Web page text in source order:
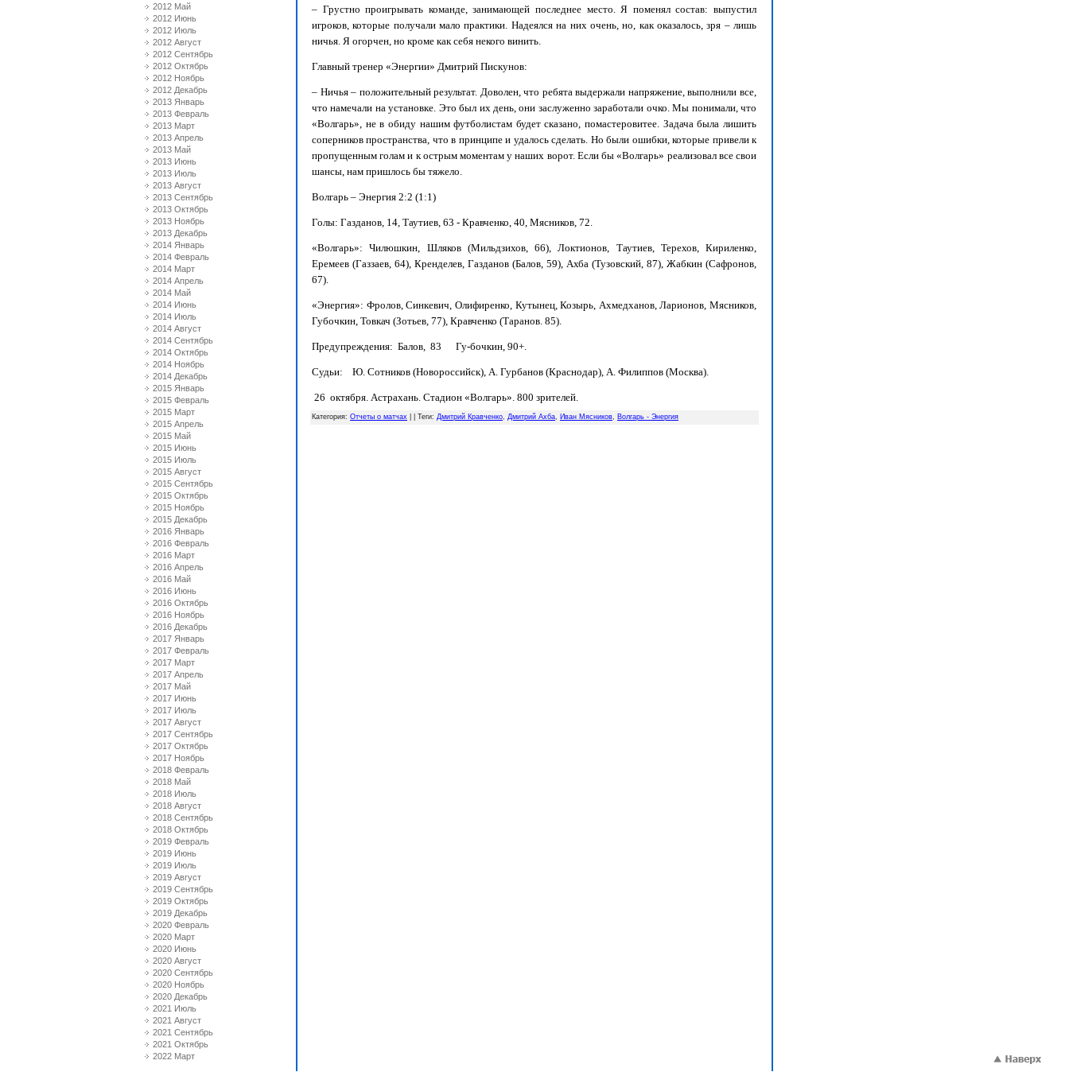
2012 Май
2012 Июнь
2012 Июль
2012 Август
2012 Сентябрь
2012 Октябрь
2012 Ноябрь
2012 Декабрь
2013 Январь
2013 Февраль
2013 Март
2013 Апрель
2013 Май
2013 Июнь
2013 Июль
2013 Август
2013 Сентябрь
2013 Октябрь
2013 Ноябрь
2013 Декабрь
2014 Январь
2014 Февраль
2014 Март
2014 Апрель
2014 Май
2014 Июнь
2014 Июль
2014 Август
2014 Сентябрь
2014 Октябрь
2014 Ноябрь
2014 Декабрь
2015 Январь
2015 Февраль
2015 Март
2015 Апрель
2015 Май
2015 Июнь
2015 Июль
2015 Август
2015 Сентябрь
2015 Октябрь
2015 Ноябрь
2015 Декабрь
2016 Январь
2016 Февраль
2016 Март
2016 Апрель
2016 Май
2016 Июнь
2016 Октябрь
2016 Ноябрь
2016 Декабрь
2017 Январь
2017 Февраль
2017 Март
2017 Апрель
2017 Май
2017 Июнь
2017 Июль
2017 Август
2017 Сентябрь
2017 Октябрь
2017 Ноябрь
2018 Февраль
2018 Май
2018 Июль
2018 Август
2018 Сентябрь
2018 Октябрь
2019 Февраль
2019 Июнь
2019 Июль
2019 Август
2019 Сентябрь
2019 Октябрь
2019 Декабрь
2020 Февраль
2020 Март
2020 Июнь
2020 Август
2020 Сентябрь
2020 Ноябрь
2020 Декабрь
2021 Июль
2021 Август
2021 Сентябрь
2021 Октябрь
2022 Март
– Грустно проигрывать команде, занимающей последнее место. Я поменял состав: выпустил
игроков, которые получали мало практики. Надеялся на них очень, но, как оказалось, зря – лишь
ничья. Я огорчен, но кроме как себя некого винить.
Главный тренер «Энергии» Дмитрий Пискунов:
– Ничья – положительный результат. Доволен, что ребята выдержали напряжение, выполнили все,
что намечали на установке. Это был их день, они заслуженно заработали очко. Мы понимали, что
«Волгарь», не в обиду нашим футболистам будет сказано, помастеровитее. Задача была лишить
соперников пространства, что в принципе и удалось сделать. Но были ошибки, которые привели к
пропущенным голам и к острым моментам у наших ворот. Если бы «Волгарь» реализовал все свои
шансы, нам пришлось бы тяжело.
Волгарь – Энергия 2:2 (1:1)
Голы: Газданов, 14, Таутиев, 63 - Кравченко, 40, Мясников, 72.
«Волгарь»: Чилюшкин, Шляков (Мильдзихов, 66), Локтионов, Таути­ев, Терехов, Кириленко,
Еремеев (Газзаев, 64), Кренделев, Газданов (Балов, 59), Ахба (Тузовский, 87), Жабкин (Сафронов,
67).
«Энергия»: Фролов, Синкевич, Олифиренко, Кутынец, Козырь, Ахмедханов, Ларионов, Мясников,
Губочкин, Товкач (Зотьев, 77), Кравченко (Таранов. 85).
Предупреждения: Балов, 83 Гу-бочкин, 90+.
Судьи: Ю. Сотников (Новорос­сийск), А. Гурбанов (Краснодар), А. Филиппов (Москва).
26 октября. Астрахань. Стадион «Волгарь». 800 зрителей.
Категория: Отчеты о матчах Теги: Дмитрий Кравченко, Дмитрий Ахба, Иван Мясников, Волгарь - Энергия